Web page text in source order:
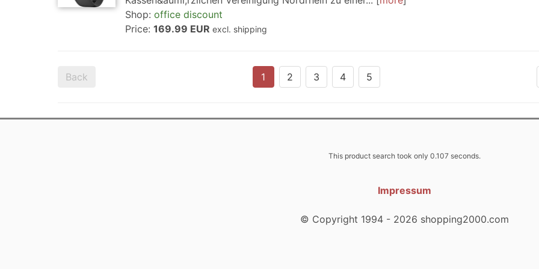
Shop: office discount
Price: 169.99 EUR excl. shipping
Back 1 2 3 4 5
This product search took only 0.107 seconds.
Impressum
© Copyright 1994 - 2026 shopping2000.com